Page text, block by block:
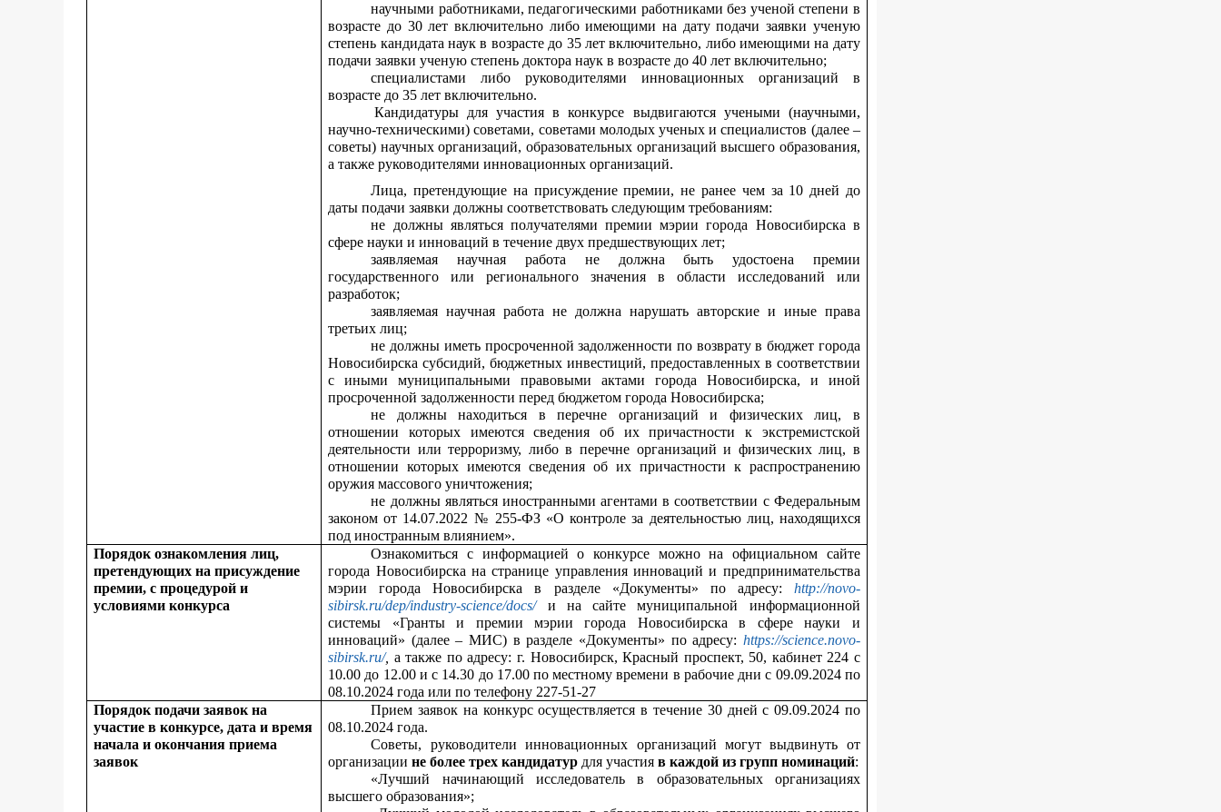
научными работниками, педагогическими работниками без ученой степени в
возрасте до 30 лет включительно либо имеющими на дату подачи заявки ученую
степень кандидата наук в возрасте до 35 лет включительно, либо имеющими на дату
подачи заявки ученую степень доктора наук в возрасте до 40 лет включительно;
специалистами либо руководителями инновационных организаций в
возрасте до 35 лет включительно.
Кандидатуры для участия в конкурсе выдвигаются учеными (научными,
научно-техническими) советами, советами молодых ученых и специалистов (далее –
советы) научных организаций, образовательных организаций высшего образования,
а также руководителями инновационных организаций.
Лица, претендующие на присуждение премии, не ранее чем за 10 дней до
даты подачи заявки должны соответствовать следующим требованиям:
не должны являться получателями премии мэрии города Новосибирска в
сфере науки и инноваций в течение двух предшествующих лет;
заявляемая научная работа не должна быть удостоена премии
государственного или регионального значения в области исследований или
разработок;
заявляемая научная работа не должна нарушать авторские и иные права
третьих лиц;
не должны иметь просроченной задолженности по возврату в бюджет города
Новосибирска субсидий, бюджетных инвестиций, предоставленных в соответствии
с иными муниципальными правовыми актами города Новосибирска, и иной
просроченной задолженности перед бюджетом города Новосибирска;
не должны находиться в перечне организаций и физических лиц, в
отношении которых имеются сведения об их причастности к экстремистской
деятельности или терроризму, либо в перечне организаций и физических лиц, в
отношении которых имеются сведения об их причастности к распространению
оружия массового уничтожения;
не должны являться иностранными агентами в соответствии с Федеральным
законом от 14.07.2022 № 255-ФЗ «О контроле за деятельностью лиц, находящихся
под иностранным влиянием».
Порядок ознакомления лиц,
претендующих на присуждение
премии, с процедурой и
условиями конкурса
Ознакомиться с информацией о конкурсе можно на официальном сайте
города Новосибирска на странице управления инноваций и предпринимательства
мэрии города Новосибирска в разделе «Документы» по адресу: http://novo-
sibirsk.ru/dep/industry-science/docs/и на сайте муниципальной информационной
системы «Гранты и премии мэрии города Новосибирска в сфере науки и
инноваций» (далее – МИС) в разделе «Документы» по адресу: https://science.novo-
sibirsk.ru/, а также по адресу: г. Новосибирск, Красный проспект, 50, кабинет 224 с
10.00 до 12.00 и с 14.30 до 17.00 по местному времени в рабочие дни с 09.09.2024 по
08.10.2024 года или по телефону 227-51-27
Порядок подачи заявок на
участие в конкурсе, дата и время
начала и окончания приема
заявок
Прием заявок на конкурс осуществляется в течение 30 дней с 09.09.2024 по
08.10.2024 года.
Советы, руководители инновационных организаций могут выдвинуть от
организациине более трех кандидатур для участияв каждой из групп номинаций:
«Лучший начинающий исследователь в образовательных организациях
высшего образования»;